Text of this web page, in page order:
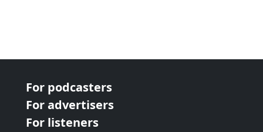
For podcasters
For advertisers
For listeners